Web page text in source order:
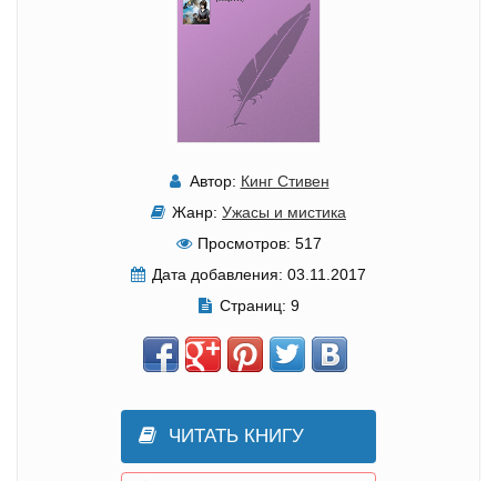
Автор: Кинг Стивен
Жанр: Ужасы и мистика
Просмотров: 517
Дата добавления: 03.11.2017
Страниц: 9
ЧИТАТЬ КНИГУ